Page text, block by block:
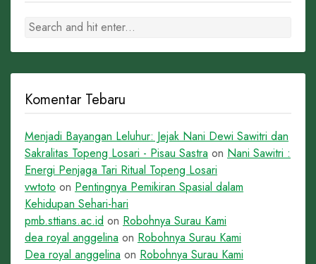
Komentar Tebaru
Menjadi Bayangan Leluhur: Jejak Nani Dewi Sawitri dan
Sakralitas Topeng Losari - Pisau Sastra on Nani Sawitri :
Energi Penjaga Tari Ritual Topeng Losari
vwtoto on Pentingnya Pemikiran Spasial dalam
Kehidupan Sehari-hari
pmb.sttians.ac.id on Robohnya Surau Kami
dea royal anggelina on Robohnya Surau Kami
Dea royal anggelina on Robohnya Surau Kami